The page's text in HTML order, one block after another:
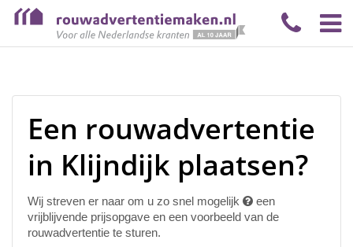
Een rouwadvertentie
in Klijndijk plaatsen?
Wij streven er naar om u zo snel mogelijk
een
vrijblijvende prijsopgave en een voorbeeld van de
rouwadvertentie te sturen.